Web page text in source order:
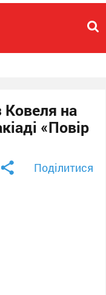
Ковеля на
«Повір
Поділитися